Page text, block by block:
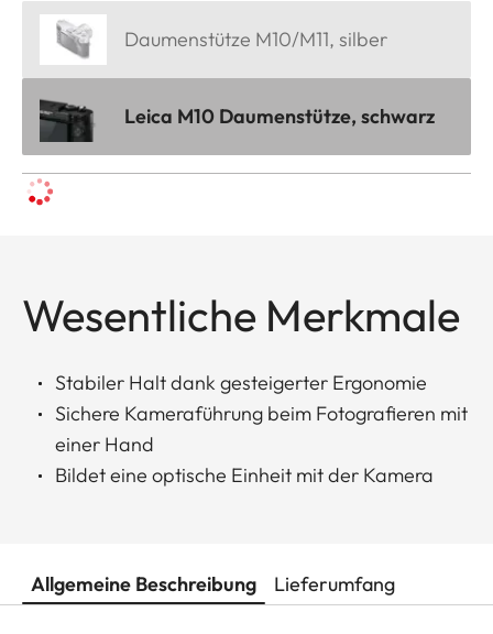
Daumenstütze M10/M11, silber
Leica M10 Daumenstütze, schwarz
Wesentliche Merkmale
Stabiler Halt dank gesteigerter Ergonomie
Sichere Kameraführung beim Fotografieren mit
einer Hand
Bildet eine optische Einheit mit der Kamera
Allgemeine Beschreibung Lieferumfang